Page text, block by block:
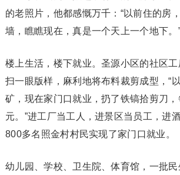
的老照片，他都感慨万千：“以前住的房
墙，瞧瞧现在，真是一个天上一个地下。
楼上生活，楼下就业。圣源小区的社区
扫一眼版样，麻利地将布料裁剪成型，“
矿，现在家门口就业，扔了铁镐拾剪刀
元。”进工厂当工人，进景区当员工，
800多名照金村村民实现了家门口就业。
幼儿园、学校、卫生院、体育馆，一批